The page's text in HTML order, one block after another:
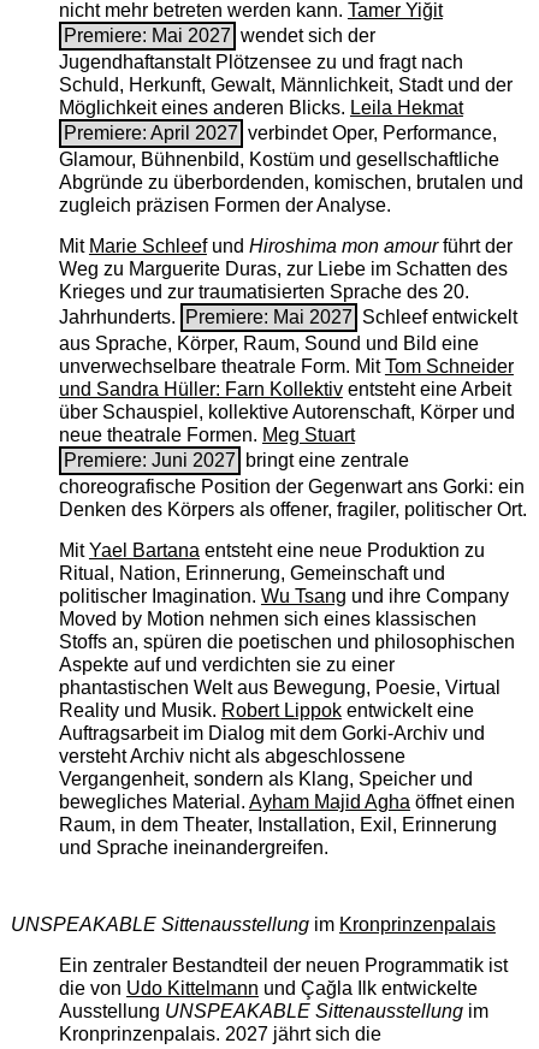
nicht mehr betreten werden kann. Tamer Yiğit
Premiere: Mai 2027 wendet sich der
Jugendhaftanstalt Plötzensee zu und fragt nach
Schuld, Herkunft, Gewalt, Männlichkeit, Stadt und der
Möglichkeit eines anderen Blicks. Leila Hekmat
Premiere: April 2027 verbindet Oper, Performance,
Glamour, Bühnenbild, Kostüm und gesellschaftliche
Abgründe zu überbordenden, komischen, brutalen und
zugleich präzisen Formen der Analyse.
Mit Marie Schleefund Hiroshima mon amourführt der
Weg zu Marguerite Duras, zur Liebe im Schatten des
Krieges und zur traumatisierten Sprache des 20.
Jahrhunderts.
Premiere: Mai 2027 Schleef entwickelt
aus Sprache, Körper, Raum, Sound und Bild eine
unverwechselbare theatrale Form. MitTom Schneider
und Sandra Hüller: Farn Kollektiventsteht eine Arbeit
über Schauspiel, kollektive Autorenschaft, Körper und
neue theatrale Formen. Meg Stuart
Premiere: Juni 2027
bringt eine zentrale
choreografische Position der Gegenwart ans Gorki: ein
Denken des Körpers als offener, fragiler, politischer Ort.
MitYael Bartanaentsteht eine neue Produktion zu
Ritual, Nation, Erinnerung, Gemeinschaft und
politischer Imagination. Wu Tsang und ihre Company
Moved by Motion nehmen sich eines klassischen
Stoffs an, spüren die poetischen und philosophischen
Aspekte auf und verdichten sie zu einer
phantastischen Welt aus Bewegung, Poesie, Virtual
Reality und Musik. Robert Lippokentwickelt eine
Auftragsarbeit im Dialog mit dem Gorki-Archiv und
versteht Archiv nicht als abgeschlossene
Vergangenheit, sondern als Klang, Speicher und
bewegliches Material. Ayham Majid Aghaöffnet einen
Raum, in dem Theater, Installation, Exil, Erinnerung
und Sprache ineinandergreifen.
UNSPEAKABLE Sittenausstellungim Kronprinzenpalais
Ein zentraler Bestandteil der neuen Programmatik ist
die von Udo Kittelmann und Çağla Ilk entwickelte
Ausstellung UNSPEAKABLE Sittenausstellungim
Kronprinzenpalais. 2027 jährt sich die